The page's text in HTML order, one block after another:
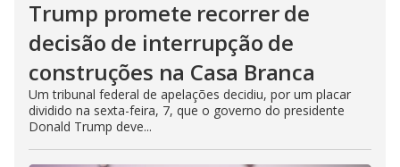
Trump promete recorrer de
decisão de interrupção de
construções na Casa Branca
Um tribunal federal de apelações decidiu, por um placar
dividido na sexta-feira, 7, que o governo do presidente
Donald Trump deve...